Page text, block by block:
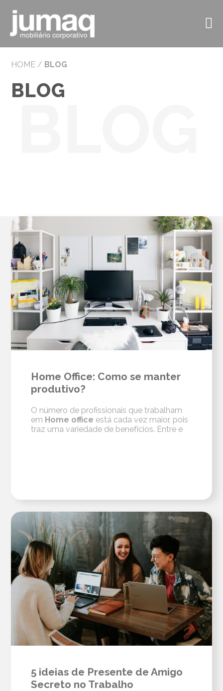
HOME / BLOG
BLOG
Home Office: Como se manter
produtivo?
O número de profissionais que trabalham
em Home office está cada vez maior, pois
traz uma variedade de benefícios. Entre e
5 ideias de Presente de Amigo
Secreto no Trabalho